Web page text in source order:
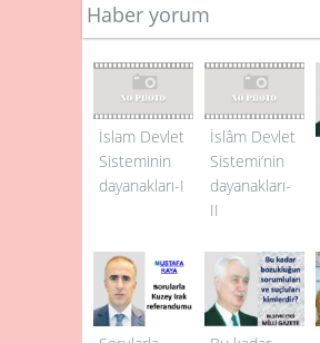
Haber yorum
İslam Devlet
Sisteminin
dayanakları-I
İslâm Devlet
Sistemi’nin
dayanakları-
II